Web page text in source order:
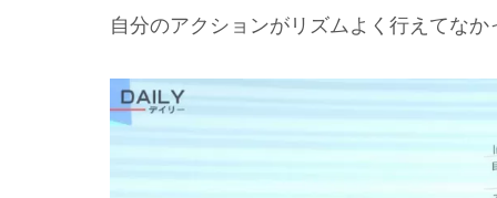
自分のアクションがリズムよく行えてな